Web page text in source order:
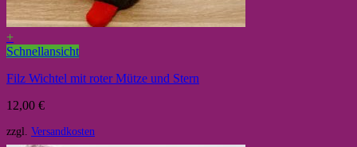
+
Schnellansicht
Filz Wichtel mit roter Mütze und Stern
12,00 €
zzgl. Versandkosten